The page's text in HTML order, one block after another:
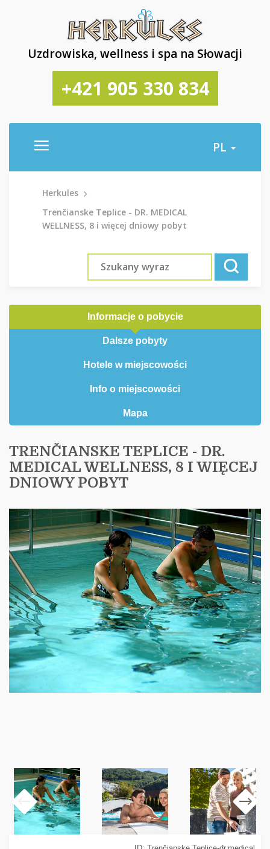
Uzdrowiska, wellness i spa na Słowacji
+421 905 330 834
PL
Herkules
Trenčianske Teplice - DR. MEDICAL
WELLNESS, 8 i więcej dniowy pobyt
Informacje o pobycie
Dalsze pobyty
Hotele w miejscowości
Info o miejscowości
Mapa
TRENČIANSKE TEPLICE - DR.
MEDICAL WELLNESS, 8 I WIĘCEJ
DNIOWY POBYT